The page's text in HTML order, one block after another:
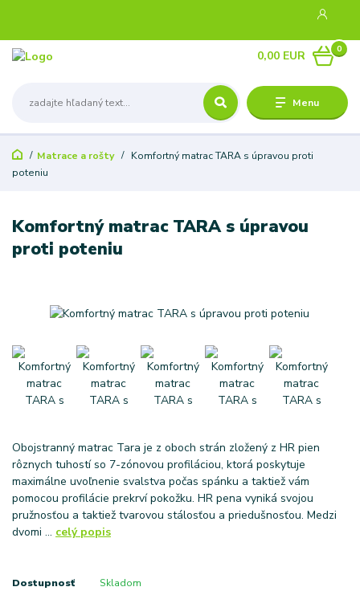
Menu
0
0,00 EUR
Matrace a rošty
Komfortný matrac TARA s úpravou proti
poteniu
Komfortný matrac TARA s úpravou
proti poteniu
Obojstranný matrac Tara je z oboch strán zložený z HR pien
rôznych tuhostí so 7-zónovou profiláciou, ktorá poskytuje
maximálne uvoľnenie svalstva počas spánku a taktiež vám
pomocou profilácie prekrví pokožku. HR pena vyniká svojou
pružnosťou a taktiež tvarovou stálosťou a priedušnosťou. Medzi
dvomi ... celý popis
Dostupnosť Skladom